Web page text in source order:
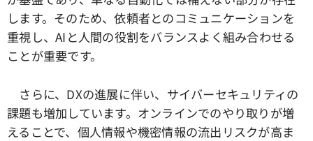
します。そのため、依頼者とのコミュニケーションを
重視し、AIと人間の役割をバランスよく組み合わせる
ことが重要です。
さらに、DXの進展に伴い、サイバーセキュリティの
課題も増加しています。オンラインでのやり取りが増
えることで、個人情報や機密情報の流出リスクが高ま